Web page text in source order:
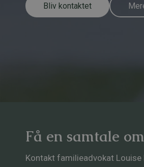
Bliv kontaktet
Få en samtale
Kontakt familieadvokat Louise